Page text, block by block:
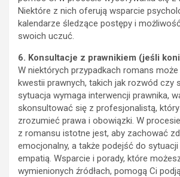
Niektóre z nich oferują wsparcie
kalendarze śledzące postępy i
swoich uczuć.
6. Konsultacje z prawnikiem (jeśli
W niektórych przypadkach romans
kwestii prawnych, takich jak rozwód czy
sytuacja wymaga interwencji prawnika,
skonsultować się z profesjonalistą,
zrozumieć prawa i obowiązki. W
z romansu istotne jest, aby zachować
emocjonalny, a także podejść do
empatią. Wsparcie i porady, które
wymienionych źródłach, pomogą Ci